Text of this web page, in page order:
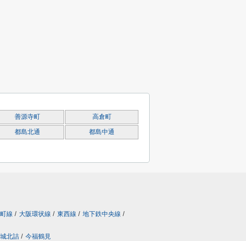
善源寺町 高倉町
都島北通 都島中通
線 / 大阪環状線 / 東西線 / 地下鉄中央線 /
北詰 / 今福鶴見